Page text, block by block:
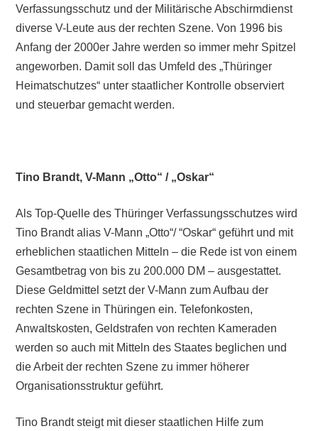
Verfassungsschutz und der Militärische Abschirmdienst
diverse V-Leute aus der rechten Szene. Von 1996 bis
Anfang der 2000er Jahre werden so immer mehr Spitzel
angeworben. Damit soll das Umfeld des „Thüringer
Heimatschutzes“ unter staatlicher Kontrolle observiert
und steuerbar gemacht werden.
Tino Brandt, V-Mann „Otto“ / „Oskar“
Als Top-Quelle des Thüringer Verfassungsschutzes wird
Tino Brandt alias V-Mann „Otto“/ “Oskar“ geführt und mit
erheblichen staatlichen Mitteln – die Rede ist von einem
Gesamtbetrag von bis zu 200.000 DM – ausgestattet.
Diese Geldmittel setzt der V-Mann zum Aufbau der
rechten Szene in Thüringen ein. Telefonkosten,
Anwaltskosten, Geldstrafen von rechten Kameraden
werden so auch mit Mitteln des Staates beglichen und
die Arbeit der rechten Szene zu immer höherer
Organisationsstruktur geführt.
Tino Brandt steigt mit dieser staatlichen Hilfe zum